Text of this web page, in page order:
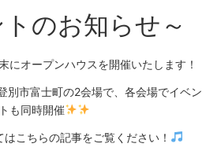
のお知らせ～
にオープンハウスを開催いたします！
別市富士町の2会場で、各会場でイベン
トも同時開催
はこちらの記事をご覧ください！